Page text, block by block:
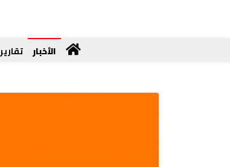
الأخبار تقارير